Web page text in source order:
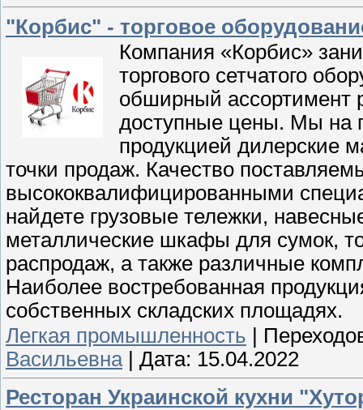
"Корбис" - торговое
Компания «Корбис»
торгового сетчатого
обширный ассортимент
доступные цены. Мы на
продукцией дилерские
точки продаж. Качество
высококвалифицированными
найдете грузовые тележки,
металлические шкафы для сумок,
распродаж, а также различные
Наиболее востребованная
собственных складских площадях.
Легкая промышленность |
Васильевна | Дата: 15.04.2022
Ресторан Украинской кухни